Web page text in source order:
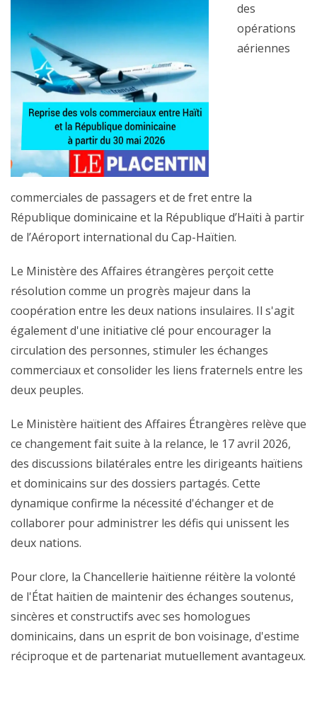
des
opérations
aériennes
commerciales de passagers et de fret entre la
République dominicaine et la République d’Haïti à partir
de l’Aéroport international du Cap-Haïtien.
Le Ministère des Affaires étrangères perçoit cette
résolution comme un progrès majeur dans la
coopération entre les deux nations insulaires. Il s'agit
également d'une initiative clé pour encourager la
circulation des personnes, stimuler les échanges
commerciaux et consolider les liens fraternels entre les
deux peuples.
Le Ministère haïtient des Affaires Étrangères relève que
ce changement fait suite à la relance, le 17 avril 2026,
des discussions bilatérales entre les dirigeants haïtiens
et dominicains sur des dossiers partagés. Cette
dynamique confirme la nécessité d'échanger et de
collaborer pour administrer les défis qui unissent les
deux nations.
Pour clore, la Chancellerie haïtienne réitère la volonté
de l'État haïtien de maintenir des échanges soutenus,
sincères et constructifs avec ses homologues
dominicains, dans un esprit de bon voisinage, d'estime
réciproque et de partenariat mutuellement avantageux.